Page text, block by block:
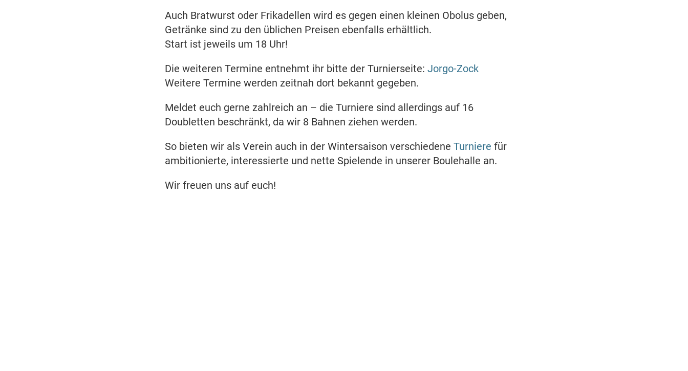
Auch Bratwurst oder Frikadellen wird es gegen einen kleinen Obolus geben,
Getränke sind zu den üblichen Preisen ebenfalls erhältlich.
Start ist jeweils um 18 Uhr!
Die weiteren Termine entnehmt ihr bitte der Turnierseite: Jorgo-Zock
Weitere Termine werden zeitnah dort bekannt gegeben.
Meldet euch gerne zahlreich an – die Turniere sind allerdings auf 16
Doubletten beschränkt, da wir 8 Bahnen ziehen werden.
So bieten wir als Verein auch in der Wintersaison verschiedene Turniere für
ambitionierte, interessierte und nette Spielende in unserer Boulehalle an.
Wir freuen uns auf euch!